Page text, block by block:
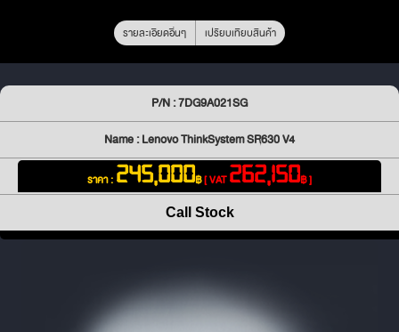
รายละเอียดอื่นๆ เปรียบเทียบสินค้า
P/N : 7DG9A021SG
Name : Lenovo ThinkSystem SR630 V4
ราคา : 245,000฿[ VAT262,150฿ ]
Call Stock